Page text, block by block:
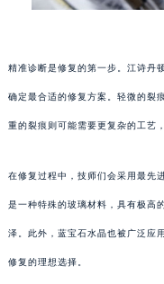
精准诊断是修复的第一步。江诗丹
确定最合适的修复方案。轻微的裂
重的裂痕则可能需要更复杂的工艺
在修复过程中，技师们会采用最先
是一种特殊的玻璃材料，具有极高
泽。此外，蓝宝石水晶也被广泛应
修复的理想选择。